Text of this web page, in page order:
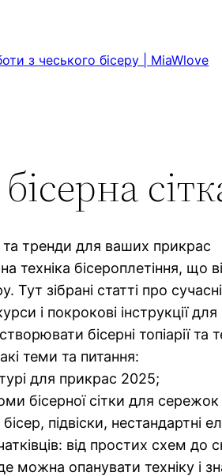
з чеського бісеру | MiaWlove
бісерна
та тренди для ваших прикрас
техніка бісероплетіння,
Тут зібрані статті про
і покрокові інструкції
бісерні топіарії
теми та питання:
для прикрас 2025;
бісерної сітки для сережок
підвіски, нестандартні
від простих схем до
можна опанувати техніку і